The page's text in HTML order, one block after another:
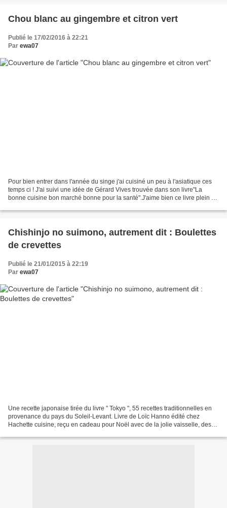
Chou blanc au gingembre et citron vert
Publié le 17/02/2016 à 22:21
Par ewa07
Pour bien entrer dans l'année du singe j'ai cuisiné un peu à l'asiatique ces
temps ci ! J'ai suivi une idée de Gérard Vives trouvée dans son livre"La
bonne cuisine bon marché bonne pour la santé".J'aime bien ce livre plein de
Chishinjo no suimono, autrement dit : Boulettes
de crevettes
Publié le 21/01/2015 à 22:19
Par ewa07
Une recette japonaise tirée du livre " Tokyo ", 55 recettes traditionnelles en
provenance du pays du Soleil-Levant. Livre de Loïc Hanno édité chez
Hachette cuisine, reçu en cadeau pour Noël avec de la jolie vaisselle, des